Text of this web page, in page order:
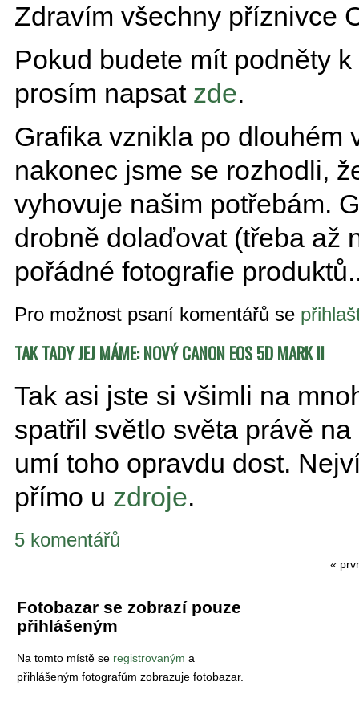
Zdravím všechny příznivce
Pokud budete mít podněty
prosím napsat zde.
Grafika vznikla po dlouhém
nakonec jsme se rozhodli,
vyhovuje našim potřebám.
drobně dolaďovat (třeba až
pořádné fotografie
Pro možnost psaní komentářů se
TAK TADY JEJ MÁME: NOVÝ CANON EOS 5D MARK II
Tak asi jste si všimli na
spatřil světlo světa právě
umí toho opravdu dost.
přímo u zdroje.
5 komentářů
«
Fotobazar se zobrazí pouze
přihlášeným
Na tomto místě se registrovaným a
přihlášeným fotografům zobrazuje fotobazar.